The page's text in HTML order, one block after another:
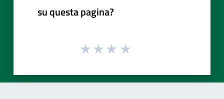
su questa pagina?